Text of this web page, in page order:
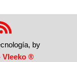
by
Vleeko ®